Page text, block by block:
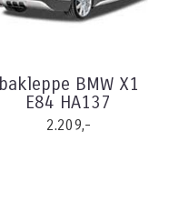
bakleppe BMW X1
E84 HA137
2.209,-